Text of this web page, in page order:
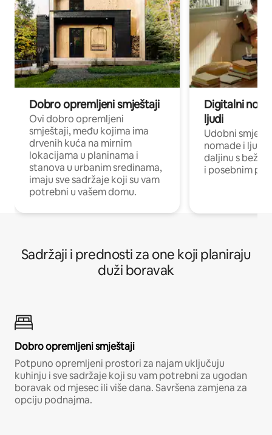
Dobro opremljeni smještaji
Ovi dobro opremljeni
smještaji, među kojima ima
drvenih kuća na mirnim
lokacijama u planinama i
stanova u urbanim sredinama,
imaju sve sadržaje koji su vam
potrebni u vašem domu.
Digitalni
ljudi
Udobni
nomade i ljude
daljinu s
i posebnim
Sadržaji i prednosti za one koji planiraju
duži boravak
Dobro opremljeni smještaji
Potpuno opremljeni prostori za najam uključuju
kuhinju i sve sadržaje koji su vam potrebni za ugodan
boravak od mjesec ili više dana. Savršena zamjena za
opciju podnajma.